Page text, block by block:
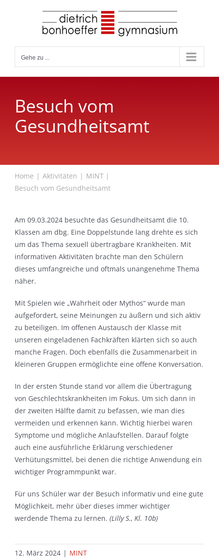
Gehe zu ...
Besuch vom
Gesundheitsamt
Home Aktivitäten
MINT
Besuch vom Gesundheitsamt
Am 09.03.2024 besuchte das Gesundheitsamt die 10.
Klassen am dbg. Eine Doppelstunde lang drehte es sich
um das Thema sexuell übertragbare Krankheiten. Mit
informativen Aktivitäten brachte man den Schülern
dieses umfangreiche und oftmals unangenehme Thema
näher.
Mit Spielen wie „Wahrheit oder Mythos“ wurde man
aufgefordert, seine Meinungen zu äußern und sich aktiv
zu beteiligen. Im offenen Austausch der Klasse mit
unseren eingeladenen Fachkräften klärten sich so auch
manche Fragen. Doch ebenfalls die Zusammenarbeit in
kleineren Gruppen ermöglichte eine offene Konversation.
In der ersten Stunde stand vor allem die Übertragung
von Geschlechtskrankheiten im Fokus. Um sich dann in
der zweiten Hälfte damit zu befassen, wie man dies
vermeiden und erkennen kann. Wichtig hierbei waren
Symptome und mögliche Anlaufstellen. Darauf folgte
auch eine ausführliche Erklärung verschiedener
Verhütungsmittel, bei denen die richtige Anwendung ein
wichtiger Programmpunkt war.
Für uns Schüler war der Besuch informativ und eine gute
Möglichkeit, mehr über dieses immer wichtiger
werdende Thema zu lernen. (Lilly S., Kl. 10b)
12. März 2024 | MINT